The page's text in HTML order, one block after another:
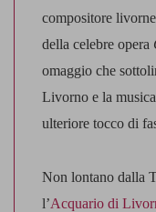
compositore
della celebre opera
omaggio che
Livorno e la
ulteriore tocco di
Non lontano dalla
l’Acquario di